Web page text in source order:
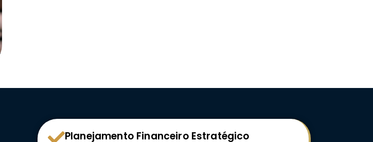
Planejamento Financeiro Estratégico